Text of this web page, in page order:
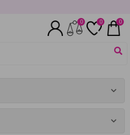
0 0 0